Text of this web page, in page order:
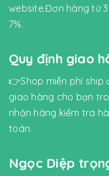
website.Đơn hàng từ
7%.
Quy định giao
👉Shop miễn phí ship
giao hàng cho bạn
nhận hàng kiểm tra
toán.
Ngọc Diệp